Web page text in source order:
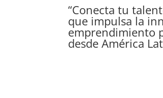
“Conecta tu
que impulsa la
emprendimiento
desde América